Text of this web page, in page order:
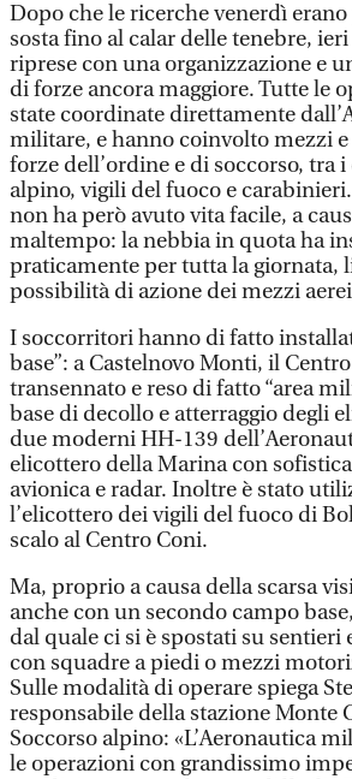
Dopo che le ricerche venerdì
sosta fino al calar delle tenebre,
riprese con una organizzazione e
di forze ancora maggiore. Tutte le
state coordinate direttamente
militare, e hanno coinvolto mezzi
forze dell’ordine e di soccorso, tra
alpino, vigili del fuoco e
non ha però avuto vita facile, a
maltempo: la nebbia in quota ha
praticamente per tutta la giornata,
possibilità di azione dei mezzi
I soccorritori hanno di fatto
base”: a Castelnovo Monti, il
transennato e reso di fatto “area
base di decollo e atterraggio degli
due moderni HH-139
elicottero della Marina con
avionica e radar. Inoltre è stato
l’elicottero dei vigili del fuoco di
scalo al Centro Coni.
Ma, proprio a causa della scarsa
anche con un secondo campo
dal quale ci si è spostati su sentieri
con squadre a piedi o mezzi
Sulle modalità di operare spiega
responsabile della stazione Monte
Soccorso alpino: «L’Aeronautica
le operazioni con grandissimo